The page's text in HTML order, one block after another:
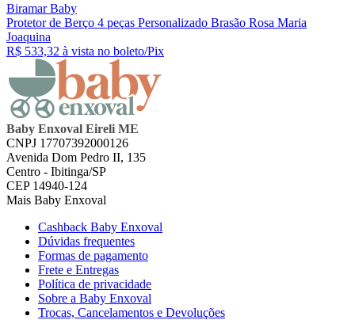
Biramar Baby
Protetor de Berço 4 peças Personalizado Brasão Rosa Maria
Joaquina
R$ 533,32 à vista no boleto/Pix
Baby Enxoval Eireli ME
CNPJ 17707392000126
Avenida Dom Pedro II, 135
Centro - Ibitinga/SP
CEP 14940-124
Mais Baby Enxoval
Cashback Baby Enxoval
Dúvidas frequentes
Formas de pagamento
Frete e Entregas
Política de privacidade
Sobre a Baby Enxoval
Trocas, Cancelamentos e Devoluções